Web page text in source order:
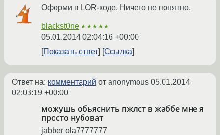
Оформи в LOR-коде. Ничего не понятно.
blackst0ne ★★★★★
05.01.2014 02:04:16 +00:00
Показать ответ
Ссылка
Ответ на: комментарий от anonymous 05.01.2014
02:03:19 +00:00
можушь обьяснить пжлст в жаббе мне я
просто нубоват
jabber ola7777777